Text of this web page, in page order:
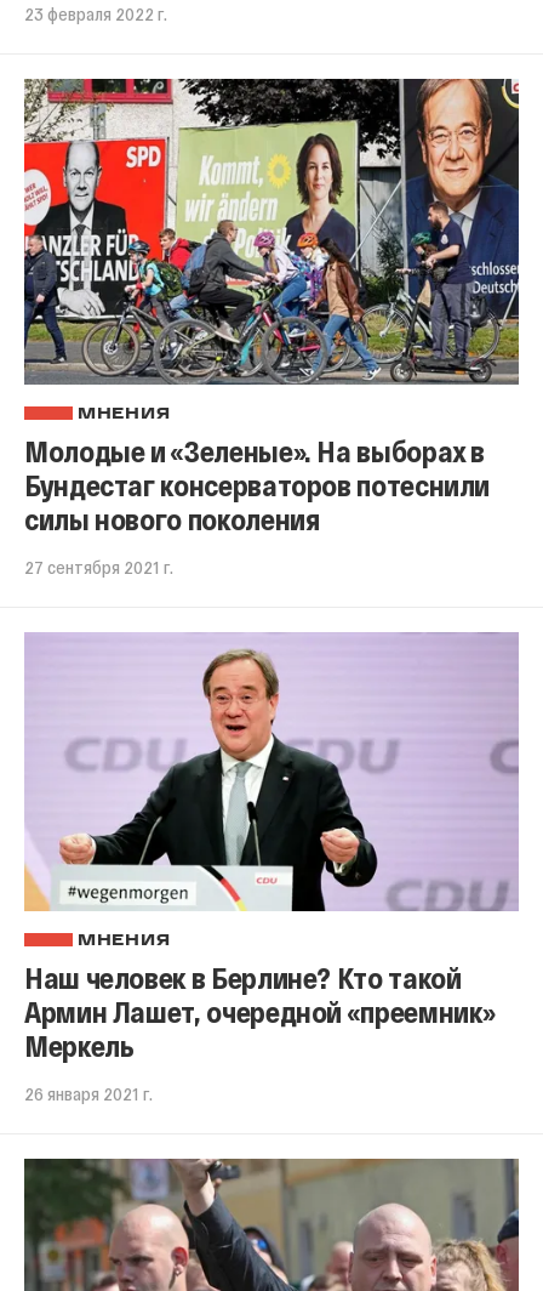
23 февраля 2022 г.
МНЕНИЯ
Молодые и «Зеленые». На выборах в
Бундестаг консерваторов потеснили
силы нового поколения
27 сентября 2021 г.
МНЕНИЯ
Наш человек в Берлине? Кто такой
Армин Лашет, очередной «преемник»
Меркель
26 января 2021 г.